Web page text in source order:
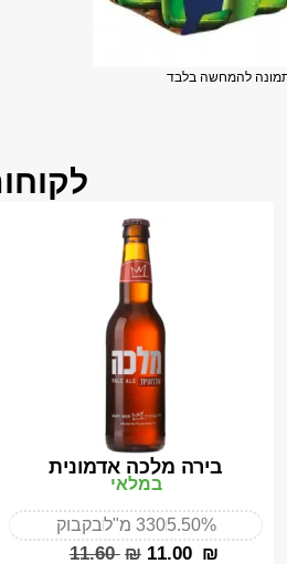
להמחשה בלבד
בירה מלכה אדמונית
במלאי
5.50%330 מ"ל בקבוק
‎11.60 ₪ ‎11.00 ₪